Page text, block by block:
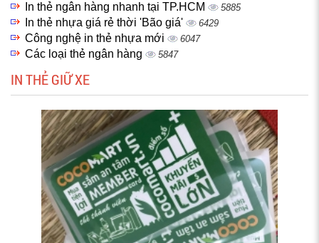
In thẻ ngân hàng nhanh tại TP.HCM 5885
In thẻ nhựa giá rẻ thời 'Bão giá' 6429
Công nghệ in thẻ nhựa mới 6047
Các loại thẻ ngân hàng 5847
IN THẺ GIỮ XE